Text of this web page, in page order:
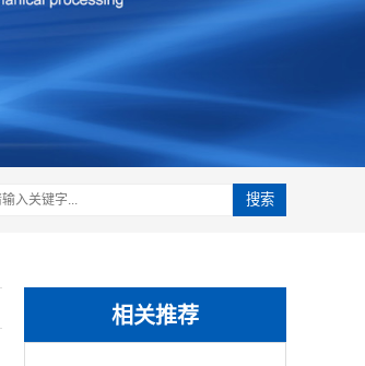
搜索
相关推荐